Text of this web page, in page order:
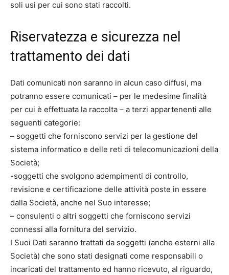
soli usi per cui sono stati raccolti.
Riservatezza e sicurezza nel
trattamento dei dati
Dati comunicati non saranno in alcun caso diffusi, ma
potranno essere comunicati – per le medesime finalità
per cui è effettuata la raccolta – a terzi appartenenti alle
seguenti categorie:
– soggetti che forniscono servizi per la gestione del
sistema informatico e delle reti di telecomunicazioni della
Società;
-soggetti che svolgono adempimenti di controllo,
revisione e certificazione delle attività poste in essere
dalla Società, anche nel Suo interesse;
– consulenti o altri soggetti che forniscono servizi
connessi alla fornitura del servizio.
I Suoi Dati saranno trattati da soggetti (anche esterni alla
Società) che sono stati designati come responsabili o
incaricati del trattamento ed hanno ricevuto, al riguardo,